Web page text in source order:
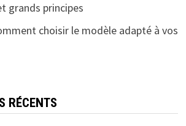
grands principes
choisir le modèle adapté à vos
RÉCENTS